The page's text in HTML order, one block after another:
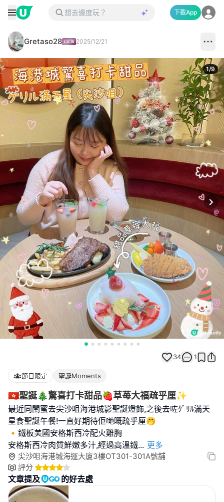
下載App
Gretaso28 2025/12/21
1/9
34 1
節日限定 聖誕Moments
🇭🇰聖誕🎄驚喜打卡甜品🍓草苺大福疏乎厘✨
最近同閨蜜去尖沙咀海港城影聖誕燈飾,之後去咗ｸﾞﾘﾙ滿天
星食聖誕午餐!一直好期待佢哋嘅疏乎厘🤭
🔸鐵板美國安格斯西冷配火雞胸
安格斯西冷肉質鮮嫩多汁,經過高溫鐵... 更多
尖沙咀海港城海運大廈3樓OT301-301A號舖
評分
文章提及 的好去處